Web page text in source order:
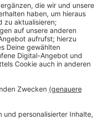
Blitzrechnen,
Trickfilme
umzugehen, Inhalte zu
An allen drei
weitere Lehrerkollegen